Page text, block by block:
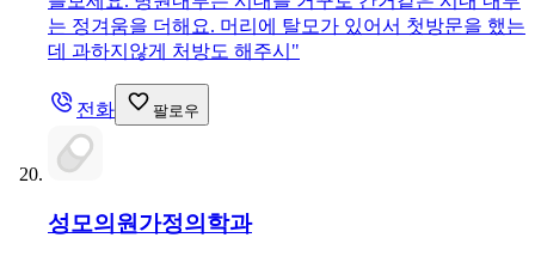
는 정겨움을 더해요. 머리에 탈모가 있어서 첫방문을 했는
데 과하지않게 처방도 해주시 "
전화 팔로우
성모의원 가정의학과